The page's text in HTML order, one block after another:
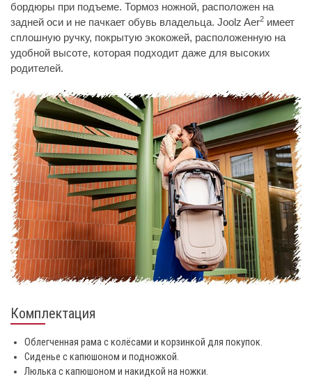
бордюры при подъеме. Тормоз ножной, расположен на
задней оси и не пачкает обувь владельца. Joolz Aer2 имеет
сплошную ручку, покрытую экокожей, расположенную на
удобной высоте, которая подходит даже для высоких
родителей.
Комплектация
Облегченная рама c колёсами и корзинкой для покупок.
Сиденье с капюшоном и подножкой.
Люлька с капюшоном и накидкой на ножки.